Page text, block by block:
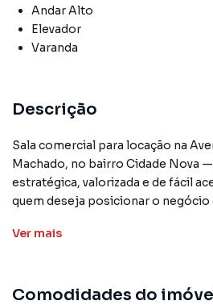
Andar Alto
Elevador
Varanda
Descrição
Sala comercial para locação na
Machado, no bairro Cidade Nova
estratégica, valorizada e de fácil
quem deseja posicionar o negócio
* Pintura nova.
Ver mais
Comodidades do